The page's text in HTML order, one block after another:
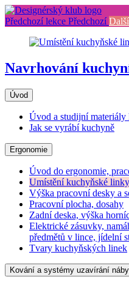
Return
to
Navrhování
Předchozí lekce Předchozí Další
Navrhování
Úvod
Úvod a studijní materiály
Jak se vyrábí kuchyně
Ergonomie
Úvod do ergonomie,
Umístění kuchyňské
Výška pracovní desky a
Pracovní plocha, dosahy
Zadní deska, výška
Elektrické zásuvky,
předmětů v lince, jídelní
Tvary kuchyňských linek
Kování a systémy uzavírání